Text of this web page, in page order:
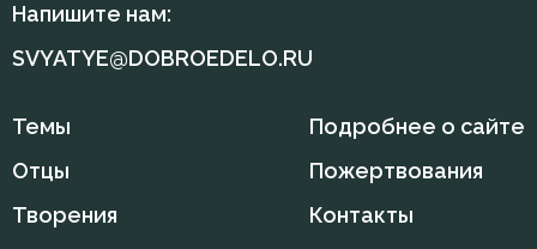
Напишите нам:
SVYATYE@DOBROEDELO.RU
Темы
Отцы
Творения
Подробнее о сайте
Пожертвования
Контакты